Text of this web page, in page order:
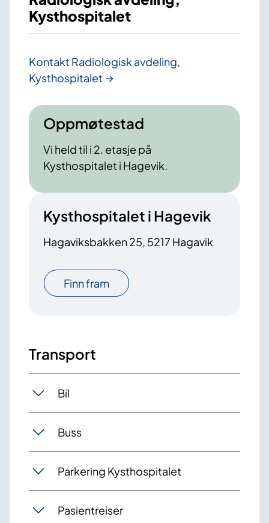
Kysthospitalet
Kontakt Radiologisk avdeling,
Kysthospitalet
Oppmøtestad
Vi held til i 2. etasje på
Kysthospitalet i Hagevik.
Kysthospitalet i Hagevik
Hagaviksbakken 25, 5217 Hagavik
Finn fram
Transport
Bil
Buss
Parkering Kysthospitalet
Pasientreiser